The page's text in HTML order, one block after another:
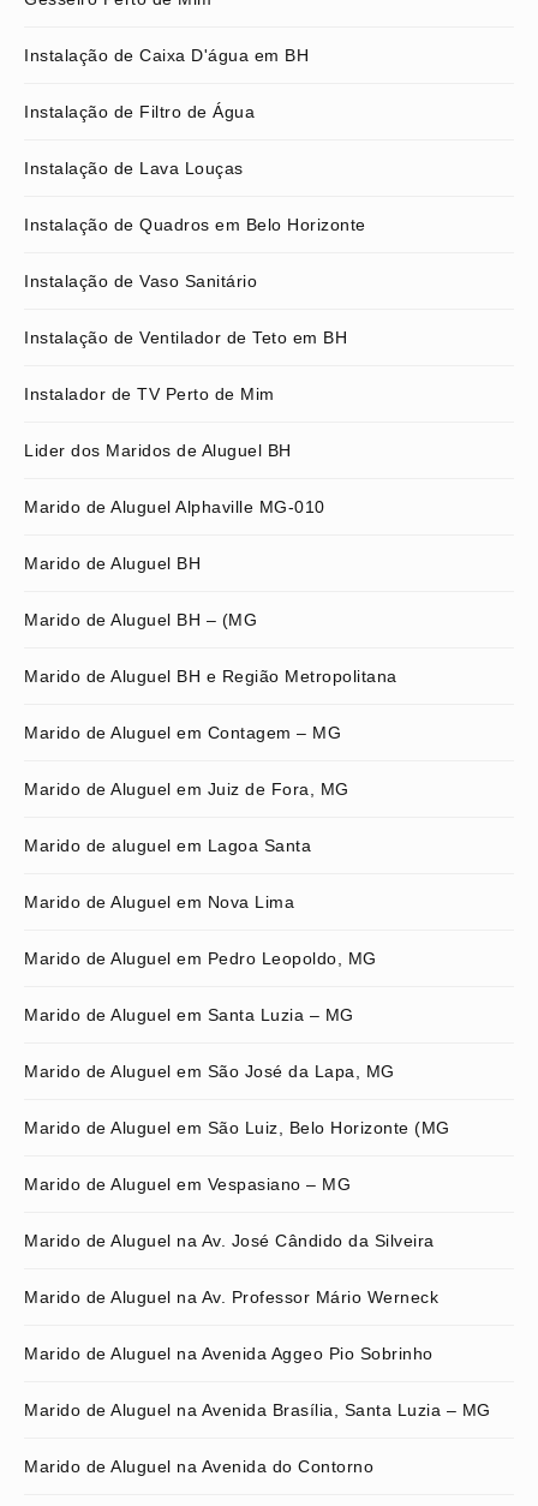
Instalação de Caixa D'água em BH
Instalação de Filtro de Água
Instalação de Lava Louças
Instalação de Quadros em Belo Horizonte
Instalação de Vaso Sanitário
Instalação de Ventilador de Teto em BH
Instalador de TV Perto de Mim
Lider dos Maridos de Aluguel BH
Marido de Aluguel Alphaville MG-010
Marido de Aluguel BH
Marido de Aluguel BH – (MG
Marido de Aluguel BH e Região Metropolitana
Marido de Aluguel em Contagem – MG
Marido de Aluguel em Juiz de Fora, MG
Marido de aluguel em Lagoa Santa
Marido de Aluguel em Nova Lima
Marido de Aluguel em Pedro Leopoldo, MG
Marido de Aluguel em Santa Luzia – MG
Marido de Aluguel em São José da Lapa, MG
Marido de Aluguel em São Luiz, Belo Horizonte (MG
Marido de Aluguel em Vespasiano – MG
Marido de Aluguel na Av. José Cândido da Silveira
Marido de Aluguel na Av. Professor Mário Werneck
Marido de Aluguel na Avenida Aggeo Pio Sobrinho
Marido de Aluguel na Avenida Brasília, Santa Luzia – MG
Marido de Aluguel na Avenida do Contorno